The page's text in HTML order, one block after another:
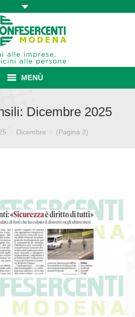
MENÙ
E VANTAGGI
SINDACALI
E NEWS
Dicembre 2025
Dicembre (Pagina 3)